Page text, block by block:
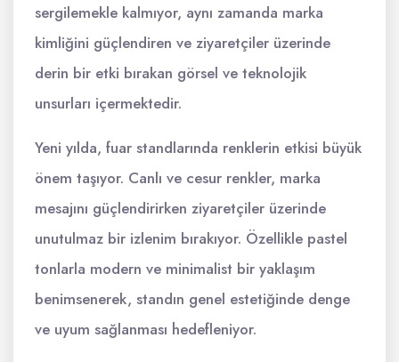
sergilemekle kalmıyor, aynı zamanda marka
kimliğini güçlendiren ve ziyaretçiler üzerinde
derin bir etki bırakan görsel ve teknolojik
unsurları içermektedir.
Yeni yılda, fuar standlarında renklerin etkisi büyük
önem taşıyor. Canlı ve cesur renkler, marka
mesajını güçlendirirken ziyaretçiler üzerinde
unutulmaz bir izlenim bırakıyor. Özellikle pastel
tonlarla modern ve minimalist bir yaklaşım
benimsenerek, standın genel estetiğinde denge
ve uyum sağlanması hedefleniyor.